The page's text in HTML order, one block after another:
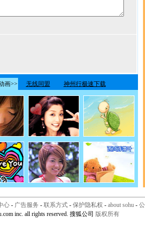
心 - 广告服务 - 联系方式 - 保护隐私权 - about sohu -
inc. all rights reserved. 搜狐公司 版权所有